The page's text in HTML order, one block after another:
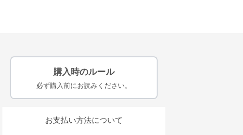
購入時のルール
必ず購入前にお読みください。
お支払い方法について